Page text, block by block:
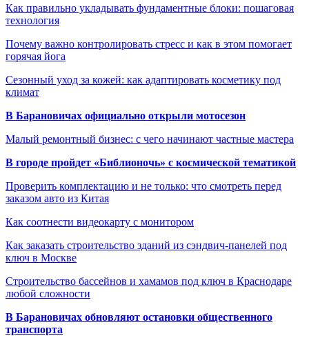
Как правильно укладывать фундаментные блоки: пошаговая
технология
Почему важно контролировать стресс и как в этом помогает
горячая йога
Сезонный уход за кожей: как адаптировать косметику под
климат
В Барановичах официально открыли мотосезон
Малый ремонтный бизнес: с чего начинают частные мастера
В городе пройдет «Библионочь» с космической тематикой
Проверить комплектацию и не только: что смотреть перед
заказом авто из Китая
Как соотнести видеокарту с монитором
Как заказать строительство зданий из сэндвич-панелей под
ключ в Москве
Строительство бассейнов и хамамов под ключ в Краснодаре
любой сложности
В Барановичах обновляют остановки общественного
транспорта